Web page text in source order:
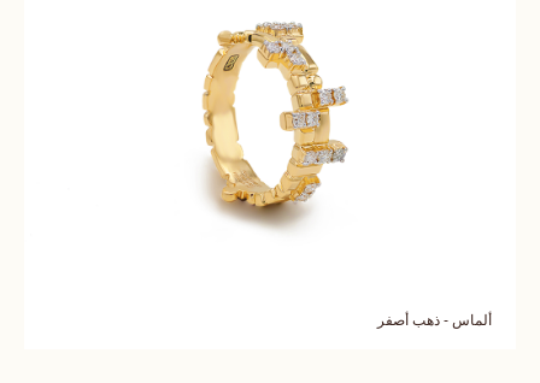
ألماس - ذهب أصفر